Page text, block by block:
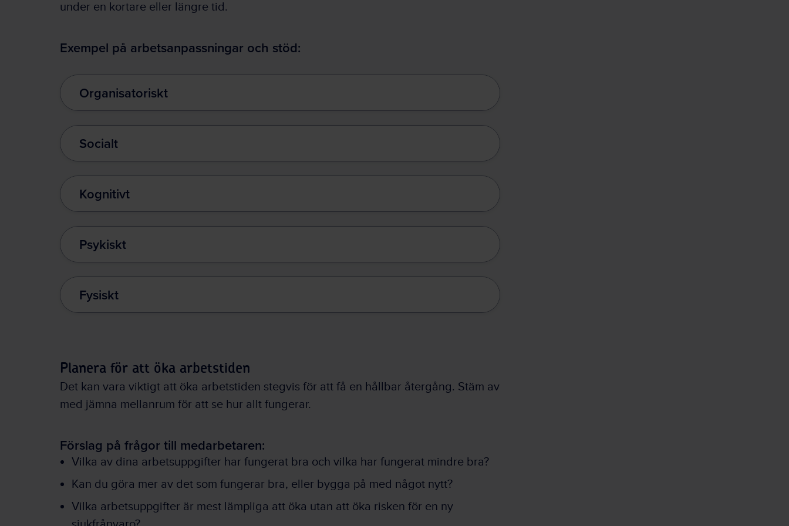
under en kortare eller längre tid.
Exempel på arbetsanpassningar och stöd:
Organisatoriskt
Socialt
Kognitivt
Psykiskt
Fysiskt
Planera för att öka arbetstiden
Det kan vara viktigt att öka arbetstiden stegvis för att få en hållbar återgång. Stäm av
med jämna mellanrum för att se hur allt fungerar.
Förslag på frågor till medarbetaren:
Vilka av dina arbetsuppgifter har fungerat bra och vilka har fungerat mindre bra?
Kan du göra mer av det som fungerar bra, eller bygga på med något nytt?
Vilka arbetsuppgifter är mest lämpliga att öka utan att öka risken för en ny